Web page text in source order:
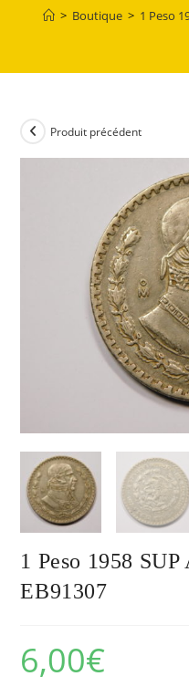
> Boutique > 1 Peso
Produit précédent
1 Peso 1958
EB91307
6,00€